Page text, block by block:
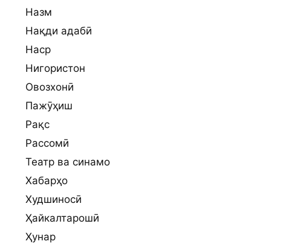
Назм
Нақди адабӣ
Наср
Нигористон
Овозхонӣ
Пажӯҳиш
Рақс
Рассомӣ
Театр ва синамо
Хабарҳо
Худшиносӣ
Ҳайкалтарошӣ
Ҳунар